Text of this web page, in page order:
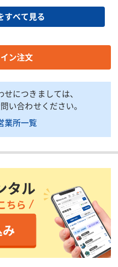
電式リチウムイオン電池(内
。実際に納品されるものとは異なる場合
メットや作業帽子に簡単に取付
る化させ、作業者の健康・安全
す。
中症予防)、転倒・落下、緊急
物管理、タッチレス入退場管理
を通して検知し、ヒヤリハットの
テムで手軽に実施でき、現場の
すべて見る
ン注文
せにつきましては、
い合わせください。
業所一覧